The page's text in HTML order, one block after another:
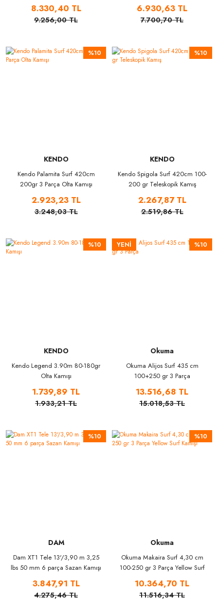
8.330,40 TL
9.256,00 TL
6.930,63 TL
7.700,70 TL
%10
KENDO
Kendo Palamita Surf 420cm
200gr 3 Parça Olta Kamışı
2.923,23 TL
3.248,03 TL
%10
KENDO
Kendo Spigola Surf 420cm 100-
200 gr Teleskopik Kamış
2.267,87 TL
2.519,86 TL
%10
KENDO
Kendo Legend 3.90m 80-180gr
Olta Kamışı
1.739,89 TL
1.933,21 TL
%10
YENİ
Okuma
Okuma Alijos Surf 435 cm
100+250 gr 3 Parça
13.516,68 TL
15.018,53 TL
%10
DAM
Dam XT1 Tele 13'/3,90 m 3,25
lbs 50 mm 6 parça Sazan Kamışı
3.847,91 TL
4.275,46 TL
%10
Okuma
Okuma Makaira Surf 4,30 cm
100-250 gr 3 Parça Yellow Surf
10.364,70 TL
11.516,34 TL